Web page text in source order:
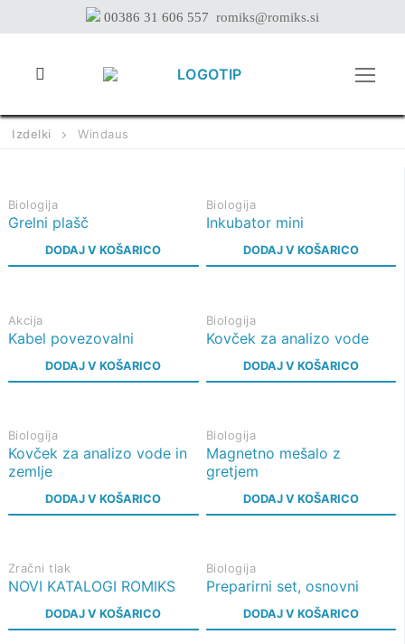
na
00386 31 606 557 romiks@romiks.si
Izdelki Windaus
Biologija
Grelni plašč
DODAJ V KOŠARICO
Biologija
Inkubator mini
DODAJ V KOŠARICO
Akcija
Kabel povezovalni
DODAJ V KOŠARICO
Biologija
Kovček za analizo vode
DODAJ V KOŠARICO
Biologija
Kovček za analizo vode in
zemlje
DODAJ V KOŠARICO
Biologija
Magnetno mešalo z
gretjem
DODAJ V KOŠARICO
Zračni tlak
NOVI KATALOGI ROMIKS
DODAJ V KOŠARICO
Biologija
Preparirni set, osnovni
DODAJ V KOŠARICO